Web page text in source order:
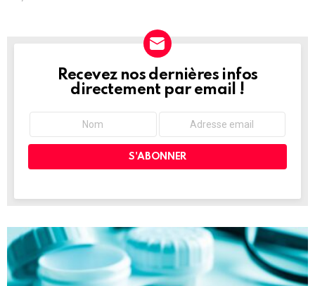
NEWSLETTER
Recevez nos dernières infos
directement par email !